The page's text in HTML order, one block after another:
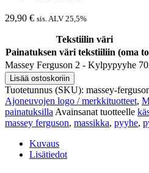
29,90 € sis. ALV 25,5%
Tekstiilin väri
Painatuksen väri tekstiiliin (oma
Massey Ferguson 2 - Kylpypyyhe
Lisää ostoskoriin
Tuotetunnus (SKU): massey-
Ajoneuvojen logo / merkkituotteet,
painatuksilla Avainsanat tuotteelle
massey ferguson, massikka, pyyhe,
Kuvaus
Lisätiedot